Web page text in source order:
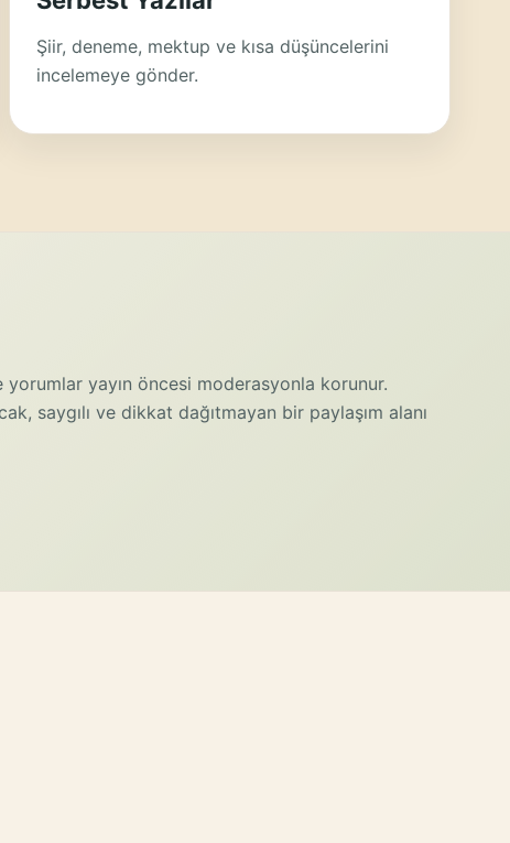
Şiir, deneme, mektup ve kısa düşüncelerini
incelemeye gönder.
yorumlar yayın öncesi moderasyonla korunur.
saygılı ve dikkat dağıtmayan bir paylaşım alanı